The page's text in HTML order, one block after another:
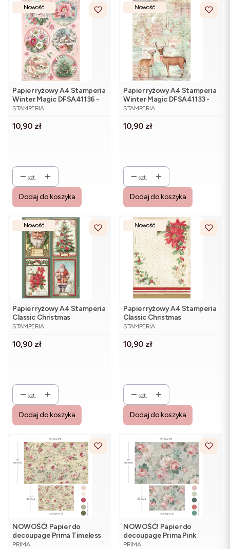
Nowość
Papier ryżowy A4 Stamperia
Winter Magic DFSA41136 -
romantyczne zimowe
PRODUCENT
STAMPERIA
Cena
10,90 zł
szt.
Dodaj do koszyka
Nowość
Papier ryżowy A4 Stamperia
Winter Magic DFSA41133 -
jeleń i sarna
PRODUCENT
STAMPERIA
Cena
10,90 zł
szt.
Dodaj do koszyka
Nowość
Papier ryżowy A4 Stamperia
Classic Christmas
DFSA41132 - cztery karty
PRODUCENT
STAMPERIA
Cena
10,90 zł
szt.
Dodaj do koszyka
Nowość
Papier ryżowy A4 Stamperia
Classic Christmas
DFSA41130 - gwiazda
PRODUCENT
STAMPERIA
Cena
10,90 zł
szt.
Dodaj do koszyka
NOWOŚĆ! Papier do
decoupage Prima Timeless
Charm - zestaw 2 arkuszy
PRODUCENT
PRIMA
NOWOŚĆ! Papier do
decoupage Prima Pink
Blossom Bliss - zestaw 2
PRODUCENT
PRIMA